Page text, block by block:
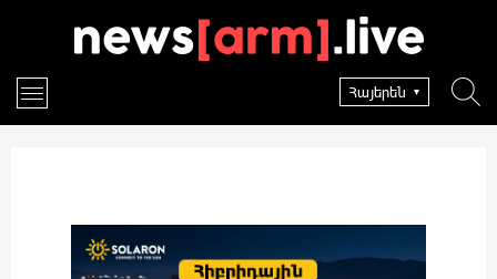
Հայերեն